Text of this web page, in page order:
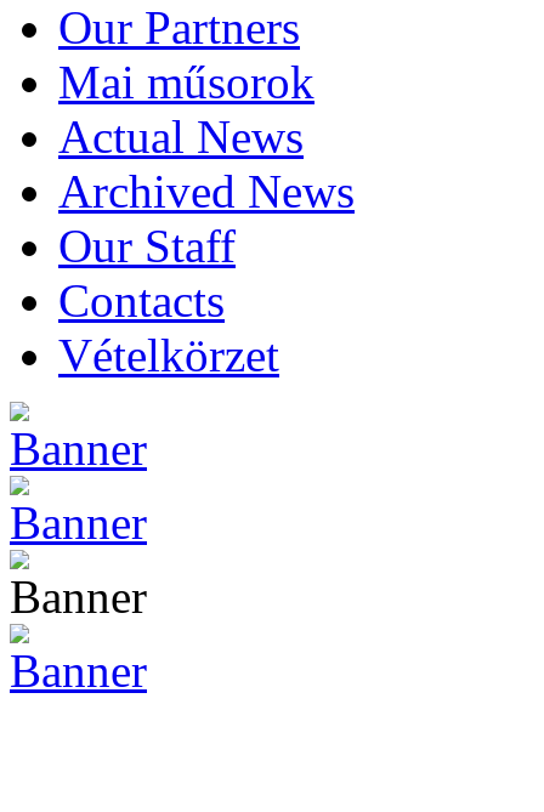
Our Partners
Mai műsorok
Actual News
Archived News
Our Staff
Contacts
Vételkörzet